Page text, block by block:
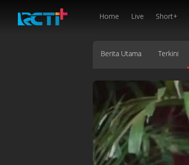
Home Live Short+
Berita Utama Terkini